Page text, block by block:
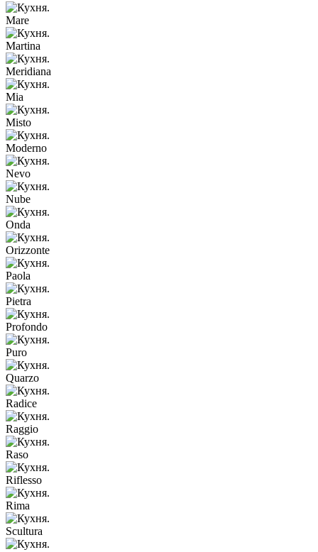
Mare
Martina
Meridiana
Mia
Misto
Moderno
Nevo
Nube
Onda
Orizzonte
Paola
Pietra
Profondo
Puro
Quarzo
Radice
Raggio
Raso
Riflesso
Rima
Scultura